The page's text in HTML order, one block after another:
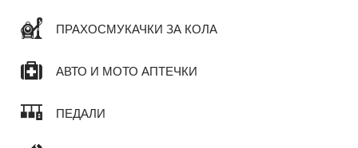
ПРАХОСМУКАЧКИ ЗА КОЛА
АВТО И МОТО АПТЕЧКИ
ПЕДАЛИ